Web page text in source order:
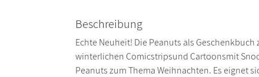
Beschreibung
Echte Neuheit! Die Peanuts als
winterlichen Comicstripsund Cartoonsmit
Peanuts zum Thema Weihnachten. Es eignet